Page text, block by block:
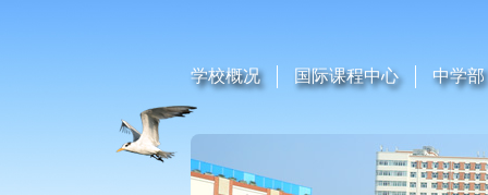
学校概况 国际课程中心 中学部